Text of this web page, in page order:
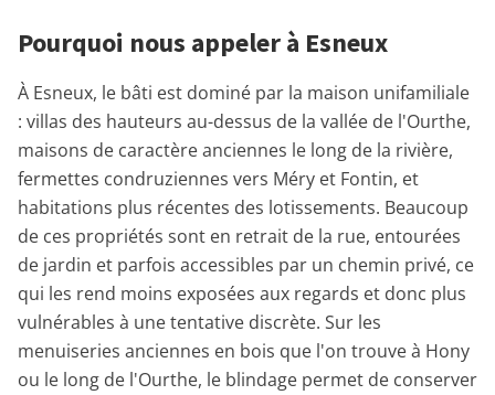
Pourquoi nous appeler à Esneux
À Esneux, le bâti est dominé par la maison unifamiliale
: villas des hauteurs au-dessus de la vallée de l'Ourthe,
maisons de caractère anciennes le long de la rivière,
fermettes condruziennes vers Méry et Fontin, et
habitations plus récentes des lotissements. Beaucoup
de ces propriétés sont en retrait de la rue, entourées
de jardin et parfois accessibles par un chemin privé, ce
qui les rend moins exposées aux regards et donc plus
vulnérables à une tentative discrète. Sur les
menuiseries anciennes en bois que l'on trouve à Hony
ou le long de l'Ourthe, le blindage permet de conserver